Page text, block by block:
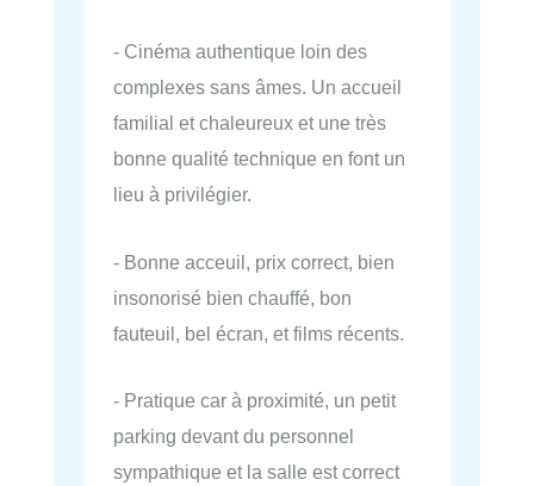
- Cinéma authentique loin des
complexes sans âmes. Un accueil
familial et chaleureux et une très
bonne qualité technique en font un
lieu à privilégier.
- Bonne acceuil, prix correct, bien
insonorisé bien chauffé, bon
fauteuil, bel écran, et films récents.
- Pratique car à proximité, un petit
parking devant du personnel
sympathique et la salle est correct